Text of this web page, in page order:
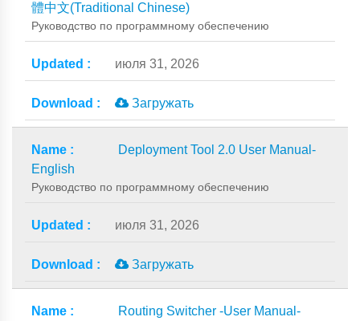
體中文(Traditional Chinese)
Руководство по программному обеспечению
июля 31, 2026
Загружать
Deployment Tool 2.0 User Manual-
English
Руководство по программному обеспечению
июля 31, 2026
Загружать
Routing Switcher -User Manual-